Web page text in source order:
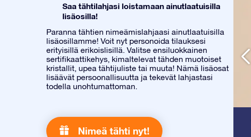
Saa tähtilahjasi loistamaan ainutlaatuisilla
lisäosilla!
Paranna tähtien nimeämislahjaasi ainutlaatuisilla
lisäosillamme! Voit nyt personoida tilauksesi
erityisillä erikoislisillä. Valitse ensiluokkainen
sertifikaattikehys, kimaltelevat tähden muotoiset
kristallit, upea tähtijuliste tai muuta! Nämä lisäosat
lisäävät persoonallisuutta ja tekevät lahjastasi
todella unohtumattoman.
Nimeä tähti nyt!